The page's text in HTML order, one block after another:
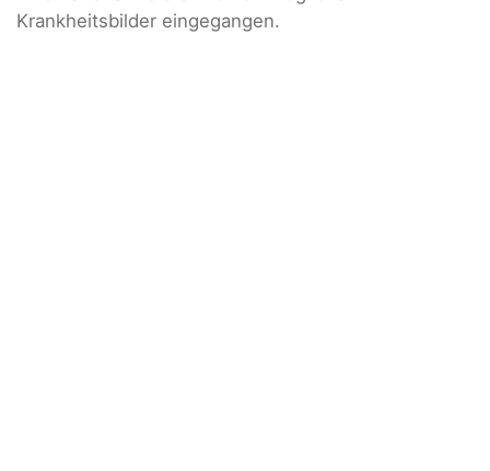
Krankheitsbilder eingegangen.